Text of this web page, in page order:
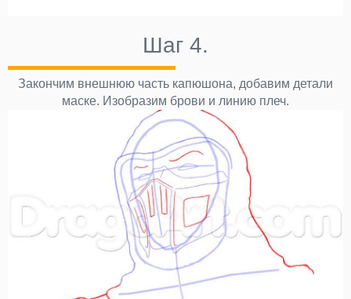
Шаг 4.
Закончим внешнюю часть капюшона, добавим детали
маске. Изобразим брови и линию плеч.